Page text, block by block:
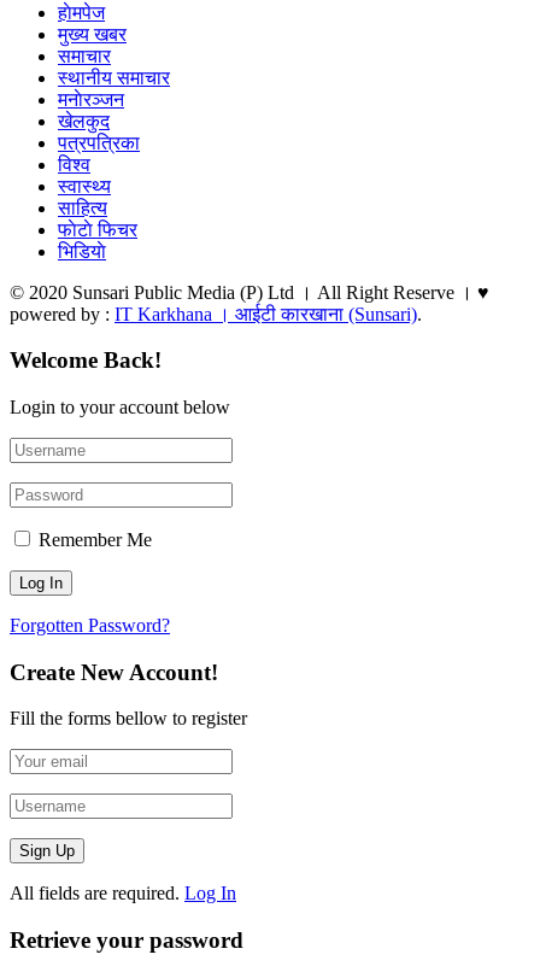
हाेमपेज
मुख्य खबर
समाचार
स्थानीय समाचार
मनाेरञ्जन
खेलकुद
पत्रपत्रिका
विश्व
स्वास्थ्य
साहित्य
फाेटाे फिचर
भिडियाे
© 2020 Sunsari Public Media (P) Ltd । All Right Reserve । ♥
powered by : IT Karkhana । आईटी कारखाना (Sunsari).
Welcome Back!
Login to your account below
Remember Me
Forgotten Password?
Create New Account!
Fill the forms bellow to register
All fields are required. Log In
Retrieve your password